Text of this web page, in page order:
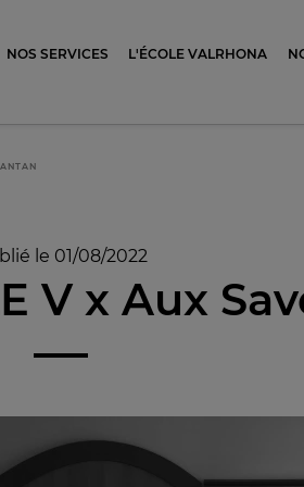
NOS SERVICES L'ÉCOLE VALRHONA
le 01/08/2022
V x Aux